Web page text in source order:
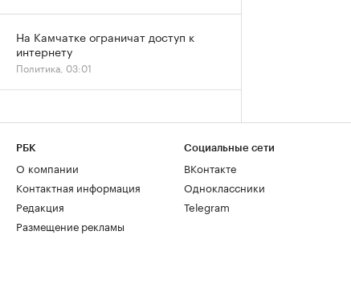
На Камчатке ограничат доступ к
интернету
Политика, 03:01
РБК
О компании
Контактная информация
Редакция
Размещение рекламы
Социальные сети
ВКонтакте
Одноклассники
Telegram